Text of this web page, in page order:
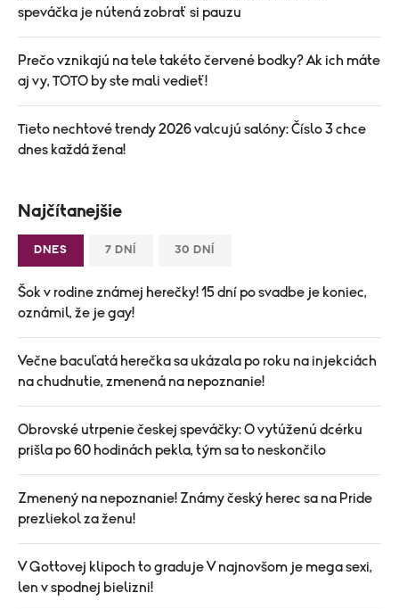
speváčka je nútená zobrať si pauzu
Prečo vznikajú na tele takéto červené bodky? Ak ich máte
aj vy, TOTO by ste mali vedieť!
Tieto nechtové trendy 2026 valcujú salóny: Číslo 3 chce
dnes každá žena!
Najčítanejšie
DNES 7 DNÍ 30 DNÍ
Šok v rodine známej herečky! 15 dní po svadbe je koniec,
oznámil, že je gay!
Večne bacuľatá herečka sa ukázala po roku na injekciách
na chudnutie, zmenená na nepoznanie!
Obrovské utrpenie českej speváčky: O vytúženú dcérku
prišla po 60 hodinách pekla, tým sa to neskončilo
Zmenený na nepoznanie! Známy český herec sa na Pride
prezliekol za ženu!
V Gottovej klipoch to graduje V najnovšom je mega sexi,
len v spodnej bielizni!